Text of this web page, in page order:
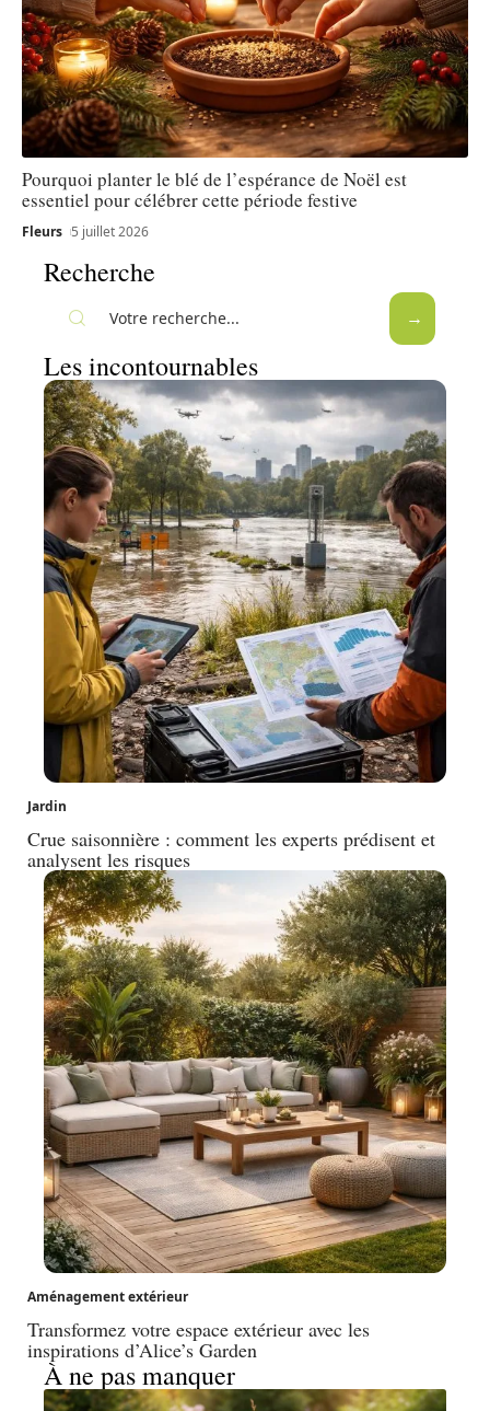
Pourquoi planter le blé de l’espérance de Noël est
essentiel pour célébrer cette période festive
Fleurs 5 juillet 2026
Recherche
Les incontournables
Jardin
Crue saisonnière : comment les experts prédisent et
analysent les risques
Aménagement extérieur
Transformez votre espace extérieur avec les
inspirations d’Alice’s Garden
À ne pas manquer